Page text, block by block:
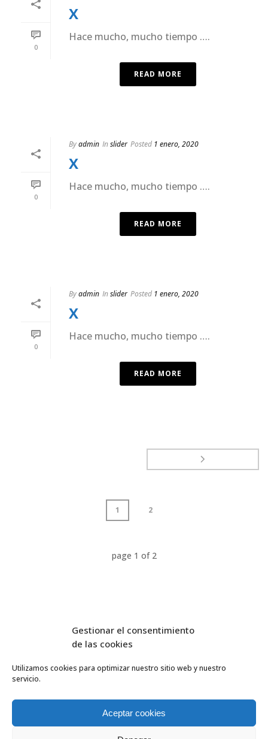
Gestionar el consentimiento
de las cookies
Utilizamos cookies para optimizar nuestro sitio web y nuestro
servicio.
Aceptar cookies
0
X
Hace mucho, mucho tiempo ….
READ MORE
0
Byadmin Inslider Posted 1 enero, 2020
X
Hace mucho, mucho tiempo ….
READ MORE
0
Byadmin Inslider Posted 1 enero, 2020
X
Hace mucho, mucho tiempo ….
READ MORE
1 2
page 1 of 2
INICIO
SERVICIOS
ESCUELA DE VUELO
NOSOTROS